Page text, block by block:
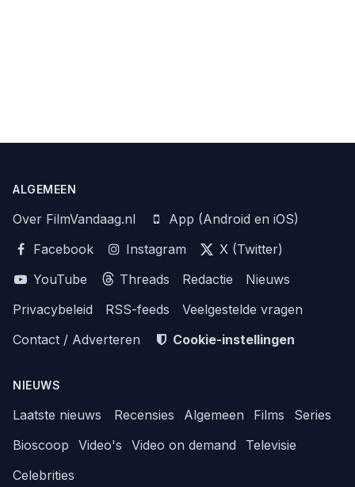
ALGEMEEN
Over FilmVandaag.nl
App (Android en iOS)
Facebook
Instagram
X (Twitter)
YouTube
Threads Redactie
Nieuws
Privacybeleid
RSS-feeds
Veelgestelde vragen
Contact / Adverteren
Cookie-instellingen
NIEUWS
Laatste nieuws Recensies Algemeen Films
Series
Bioscoop
Video's Video on demand
Televisie
Celebrities